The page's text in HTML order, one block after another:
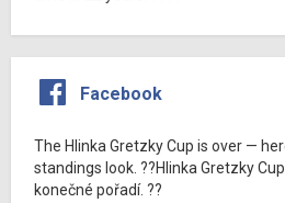
Facebook
The Hlinka Gretzky Cup is over —
standings look. ??Hlinka Gretzky
konečné pořadí. ??